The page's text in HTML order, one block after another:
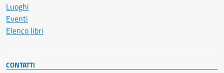
Luoghi
Eventi
Elenco libri
CONTATTI